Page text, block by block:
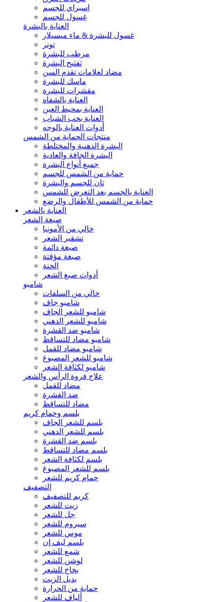
اسبراي للجسم
غسول للجسم
العناية بالبشرة
غسول للبشرة & ماء ميسيلار
تونر
مرطب للبشرة
تفتيح البشرة
مضاد لعلامات تقدم السن
ماسك للبشرة
مقشرات للبشرة
العناية بالشفاه
العناية بمحيط العين
العناية بحب الشباب
أدوات العناية بالوجه
منتجات الحماية من الشمس
البشرة الدهنية والمختلطة
البشرة الجافة والعادية
جميع أنواع البشرة
حماية من الشمس للجسم
تان للجسم والبشرة
العناية بالجسم بعد التعرض للشمس
حماية من الشمس للأطفال والرضع
العناية بالشعر
صبغة الشعر
خالي من الأمونيا
تشقير الشعر
صبغة دائمة
صبغة مؤقتة
الحنة
أدوات صبغ الشعر
شامبو
خالي من السلفات
شامبو جاف
شامبو للشعر الجاف
شامبو للشعر الدهني
شامبو ضد القشرة
شامبو مضاد للتساقط
شامبو مضاد للقمل
شامبو للشعر المصبوغ
شامبو لكثافة الشعر
علاج فروة الرأس والشعر
مضاد للقمل
ضد القشرة
مضاد للتساقط
بلسم وحمام كريم
بلسم للشعر الجاف
بلسم للشعر الدهني
بلسم ضد القشرة
بلسم مضاد للتساقط
بلسم لكثافة الشعر
بلسم للشعر المصبوغ
حمام كريم للشعر
التصفيف
كريم للتصفيف
زيت للشعر
جل للشعر
سيروم للشعر
موس للشعر
بلسم ليف إن
شمع للشعر
لوشن للشعر
بخاخ للشعر
بديل الزيت
حماية من الحرارة
ألياف للشعر